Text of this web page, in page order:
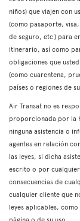
niños) que viajen con
(como pasaporte,
de seguro, etc.) para
itinerario, así como
obligaciones que
(como cuarentena,
países o regiones de
Air Transat no es
proporcionada por la
ninguna asistencia o
agentes en relación
las leyes, si dicha
escrito o por
consecuencias de
cualquier cliente que
leyes aplicables,